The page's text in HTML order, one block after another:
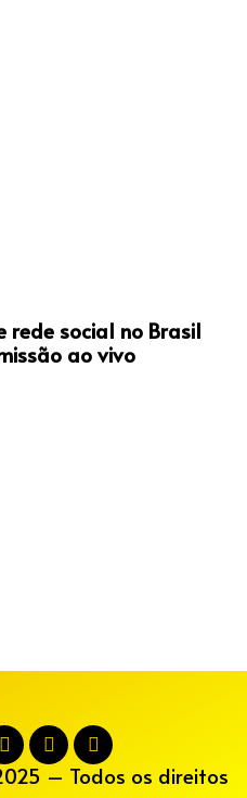
rede social no Brasil
ao vivo
– Todos os direitos